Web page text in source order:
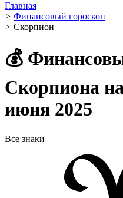
Главная
> Финансовый гороскоп
> Скорпион ️
💰
Скорпиона
июня 2025
Все знаки